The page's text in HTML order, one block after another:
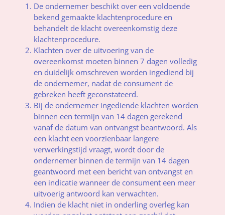
De ondernemer beschikt over een voldoende
bekend gemaakte klachtenprocedure en
behandelt de klacht overeenkomstig deze
klachtenprocedure.
Klachten over de uitvoering van de
overeenkomst moeten binnen 7 dagen volledig
en duidelijk omschreven worden ingediend bij
de ondernemer, nadat de consument de
gebreken heeft geconstateerd.
Bij de ondernemer ingediende klachten worden
binnen een termijn van 14 dagen gerekend
vanaf de datum van ontvangst beantwoord. Als
een klacht een voorzienbaar langere
verwerkingstijd vraagt, wordt door de
ondernemer binnen de termijn van 14 dagen
geantwoord met een bericht van ontvangst en
een indicatie wanneer de consument een meer
uitvoerig antwoord kan verwachten.
Indien de klacht niet in onderling overleg kan